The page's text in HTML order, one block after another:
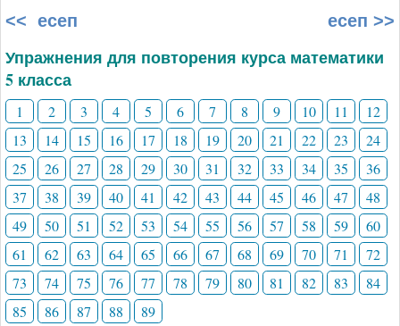
<< есеп есеп >>
Упражнения для повторения курса математики
5 класса
1 2 3 4 5 6 7 8 9 10 11
12
13
14 15 16 17 18 19 20 21 22 23
24
25
26 27 28 29 30 31 32 33 34 35
36
37
38 39 40 41 42 43 44 45 46 47
48
49
50 51 52 53 54 55 56 57 58 59
60
61
62 63 64 65 66 67 68 69 70 71
72
73
74 75 76 77 78 79 80 81 82 83
84
85
86 87 88 89